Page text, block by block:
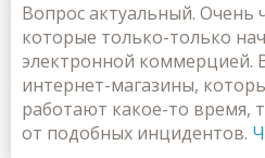
Вопрос актуальный. Очень
которые только-только
электронной коммерцией.
интернет-магазины,
работают какое-то время,
от подобных инцидентов.